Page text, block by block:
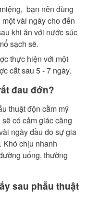
bạn nên dùng
vài ngày cho đến
khi ăn với nước súc
sạch sẽ.
thực hiện với một
cắt sau 5 - 7 ngày.
đau đớn?
thuật độn cằm mỹ
có cảm giác căng
ngày đầu do sự gia
Khó chịu nhanh
uống, thường
sau phẫu thuật